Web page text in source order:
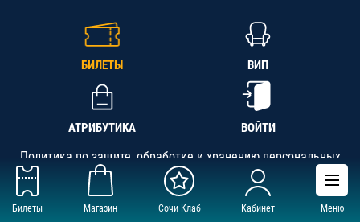
Билеты Магазин Сочи Клаб Кабинет Меню
БИЛЕТЫ ВИП
АТРИБУТИКА ВОЙТИ
Политика по защите, обработке и хранению персональных
данных
АНО «СК «Кубань-Регион», ОГРН 1142300002349,